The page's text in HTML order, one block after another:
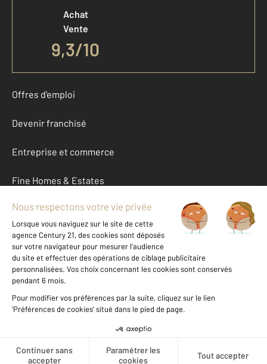
Créer une alerte
Achat
Vente
9,3/10
Offres d'emploi
Devenir franchisé
Entreprise et commerce
Fine Homes & Estates
À propos
International
Nous contacter
Données personnelles
Gestionnaire des cookies